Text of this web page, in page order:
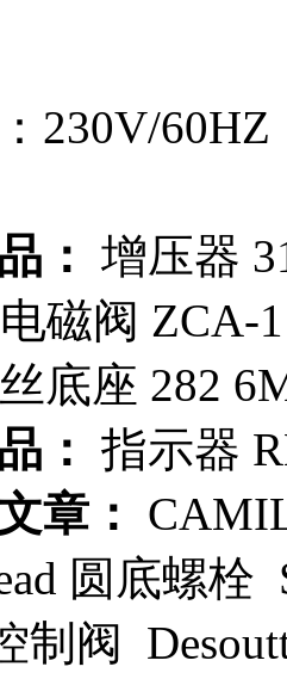
230V/60HZ
： 增压器
磁阀 ZCA-
底座 282
： 指示器
章：
圆底螺栓
制阀